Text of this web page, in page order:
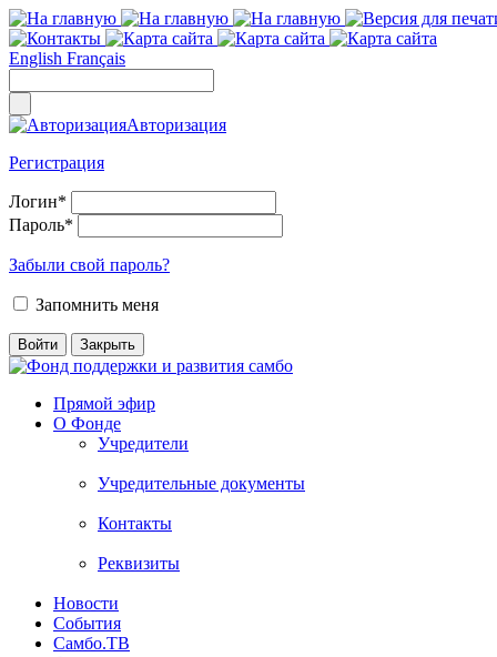
English Français
Авторизация
Регистрация
Логин*
Пароль*
Забыли свой пароль?
Запомнить меня
Прямой эфир
О Фонде
Учредители
Учредительные документы
Контакты
Реквизиты
Новости
События
Самбо.ТВ